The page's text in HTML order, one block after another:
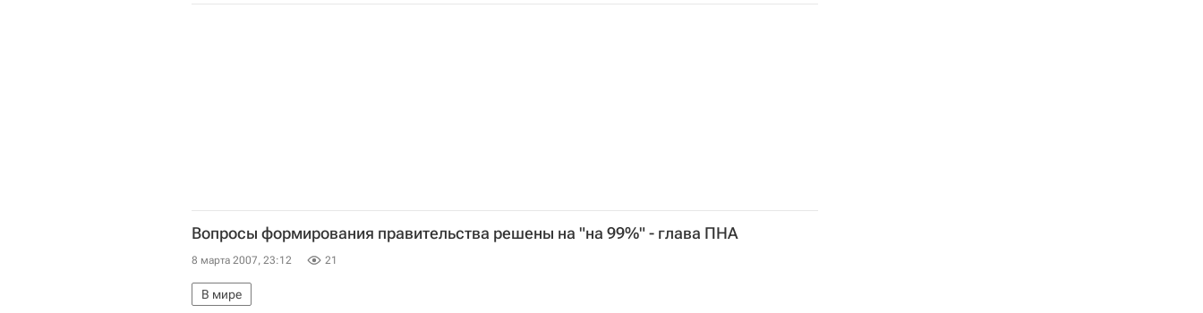
Вопросы формирования правительства решены на "на 99%" - глава ПНА
8 марта 2007, 23:12 21
В мире